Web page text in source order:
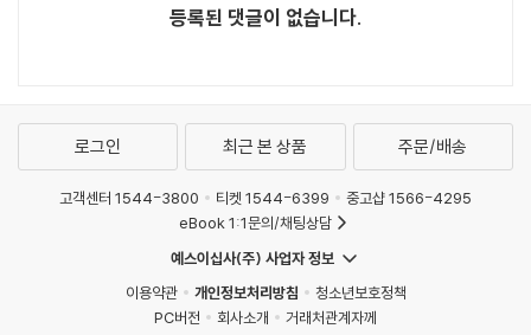
등록된 댓글이 없습니다.
로그인 최근 본 상품 주문/배송
고객센터 1544-3800 티켓 1544-6399
중고샵 1566-4295
eBook 1:1문의/채팅상담
예스이십사(주) 사업자 정보
이용약관
개인정보처리방침
청소년보호정책
PC버전
회사소개
거래처관계자께